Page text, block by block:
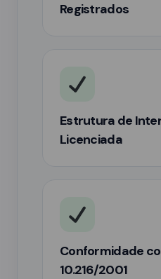
Registrados
Estrutura de
Licenciada
Conformidade
10.216/2001